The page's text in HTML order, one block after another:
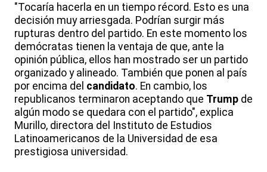
"Tocaría hacerla en un tiempo récord. Esto es una
decisión muy arriesgada. Podrían surgir más
rupturas dentro del partido. En este momento los
demócratas tienen la ventaja de que, ante la
opinión pública, ellos han mostrado ser un partido
organizado y alineado. También que ponen al país
por encima del candidato. En cambio, los
republicanos terminaron aceptando que Trump de
algún modo se quedara con el partido", explica
Murillo, directora del Instituto de Estudios
Latinoamericanos de la Universidad de esa
prestigiosa universidad.